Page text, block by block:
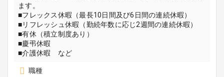
ます。
■フレックス休暇（最長10日間及び6日間の連続休暇）
■リフレッシュ休暇（勤続年数に応じ2週間の連続休暇）
■有休（積立制度あり）
■慶弔休暇
■介護休暇 など
職種